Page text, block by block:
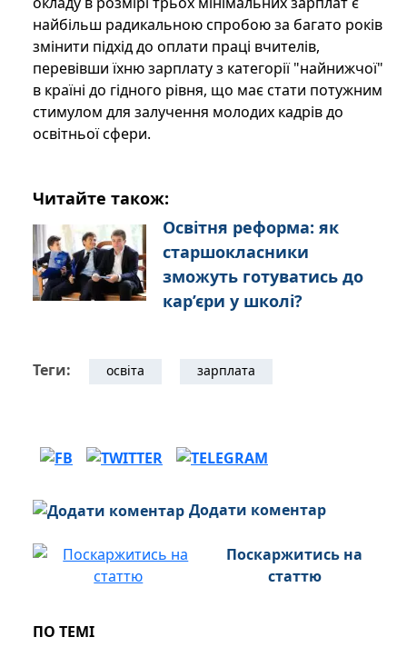
найбільш радикальною спробою за багато років
змінити підхід до оплати праці вчителів,
перевівши їхню зарплату з категорії "найнижчої"
в країні до гідного рівня, що має стати потужним
стимулом для залучення молодих кадрів до
освітньої сфери.
Читайте також:
Освітня реформа: як
старшокласники
зможуть готуватись до
кар’єри у школі?
Теги: освіта зарплата
Додати коментар
Поскаржитись на
статтю
ПО ТЕМІ